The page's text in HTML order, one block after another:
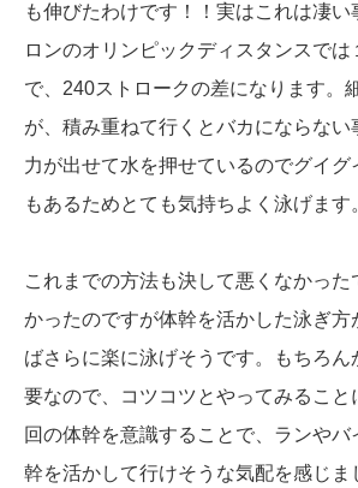
も伸びたわけです！！実はこれは凄い
ロンのオリンピックディスタンスで
で、240ストロークの差になります。
が、積み重ねて行くとバカにならない
力が出せて水を押せているのでグイグ
もあるためとても気持ちよく泳げます
これまでの方法も決して悪くなかった
かったのですが体幹を活かした泳ぎ方
ばさらに楽に泳げそうです。もちろん
要なので、コツコツとやってみること
回の体幹を意識することで、ランや
幹を活かして行けそうな気配を感じま